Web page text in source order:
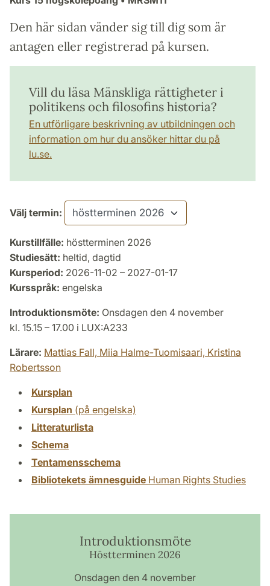
Den här sidan vänder sig till dig som är
antagen eller registrerad på kursen.
Vill du läsa Mänskliga rättigheter i
politikens och filosofins historia?
En utförligare beskrivning av utbildningen och
information om hur du ansöker hittar du på
lu.se.
Välj termin:
Kurstillfälle: höstterminen 2026
Studiesätt: heltid, dagtid
Kursperiod: 2026-11-02 – 2027-01-17
Kursspråk: engelska
Introduktionsmöte: Onsdagen den 4 november
kl. 15.15 – 17.00 i LUX:A233
Lärare: Mattias Fall, Miia Halme-Tuomisaari, Kristina
Robertsson
Kursplan
Kursplan (på engelska)
Litteraturlista
Schema
Tentamensschema
Bibliotekets ämnesguide Human Rights Studies
Introduktionsmöte
Höstterminen 2026
Onsdagen den 4 november